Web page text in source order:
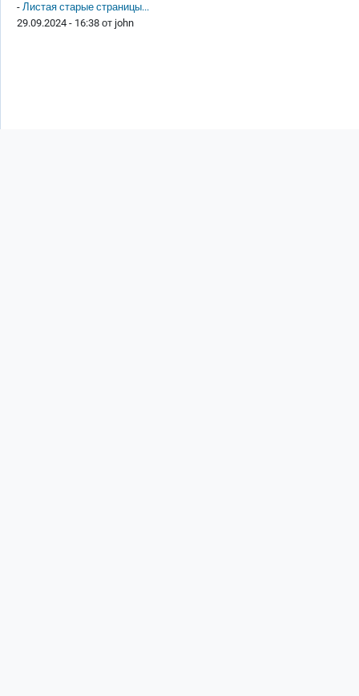
- Листая старые страницы...
29.09.2024 - 16:38 от john